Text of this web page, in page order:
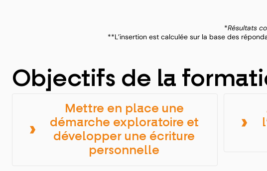
*Résultats
**L’insertion est calculée sur la base des
Objectifs de la
Mettre en place une
démarche exploratoire et
développer une écriture
personnelle